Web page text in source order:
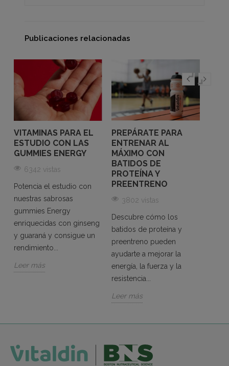
Publicaciones relacionadas
VITAMINAS PARA EL
ESTUDIO CON LAS
GUMMIES ENERGY
6342 vistas
Potencia el estudio con
nuestras sabrosas
gummies Energy
enriquecidas con ginseng
y guaraná y consigue un
rendimiento...
Leer más
PREPÁRATE PARA
ENTRENAR AL
MÁXIMO CON
BATIDOS DE
PROTEÍNA Y
PREENTRENO
3802 vistas
Descubre cómo los
batidos de proteína y
preentreno pueden
ayudarte a mejorar la
energía, la fuerza y la
resistencia...
Leer más